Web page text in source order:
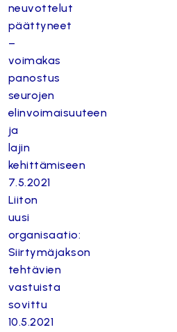
neuvottelut
päättyneet
–
voimakas
panostus
seurojen
elinvoimaisuuteen
ja
lajin
kehittämiseen
7.5.2021
Liiton
uusi
organisaatio:
Siirtymäjakson
tehtävien
vastuista
sovittu
10.5.2021